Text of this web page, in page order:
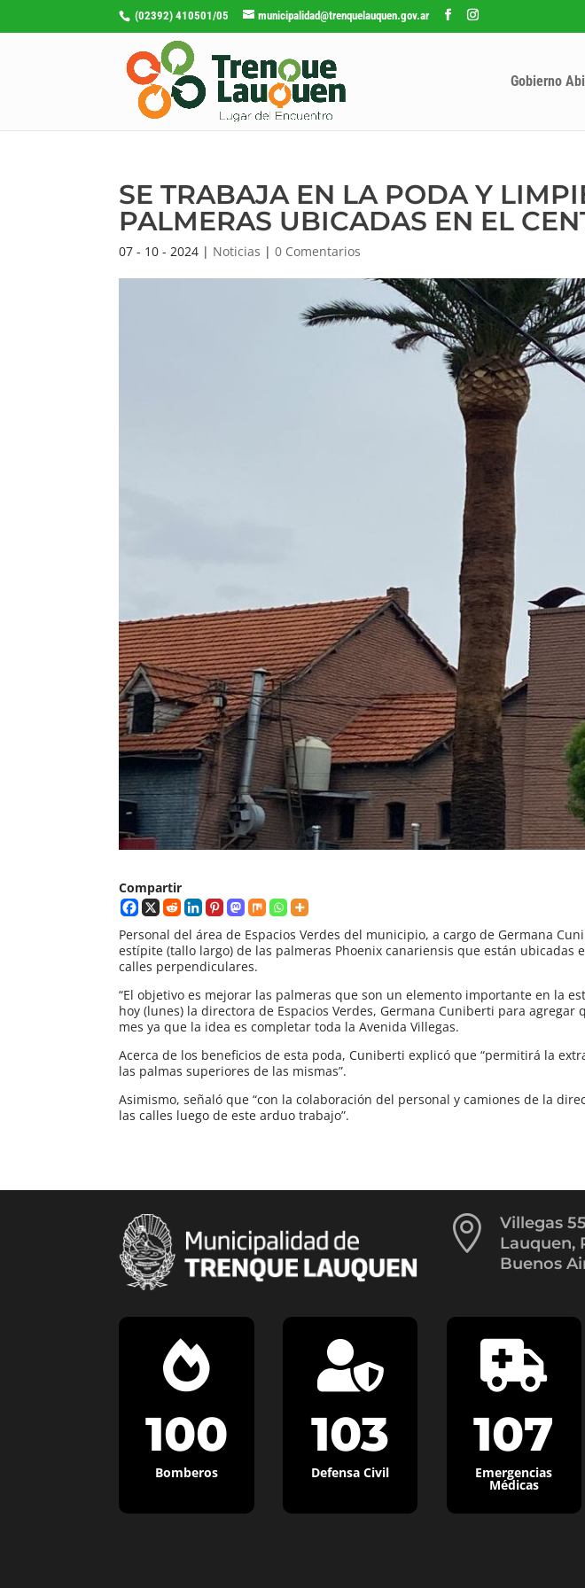
(02392) 410501/05 municipalidad@trenquelauquen.gov.ar
Gobierno
SE TRABAJA EN LA PODA Y
PALMERAS UBICADAS EN EL
07 - 10 - 2024 | Noticias |0 Comentarios
Compartir
Personal del área de Espacios Verdes del municipio, a cargo de Germana
estípite (tallo largo) de las palmeras Phoenix canariensis que están ubicadas
calles perpendiculares.
“El objetivo es mejorar las palmeras que son un elemento importante en la
hoy (lunes) la directora de Espacios Verdes, Germana Cuniberti para
mes ya que la idea es completar toda la Avenida Villegas.
Acerca de los beneficios de esta poda, Cuniberti explicó que “permitirá la
las palmas superiores de las mismas”.
Asimismo, señaló que “con la colaboración del personal y camiones de la
las calles luego de este arduo trabajo”.

Villegas
Lauquen,
Buenos

100
Bomberos

103
Defensa Civil

107
Emergencias
Médicas